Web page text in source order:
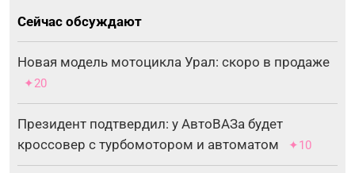
Сейчас обсуждают
Новая модель мотоцикла Урал: скоро в продаже
✦20
Президент подтвердил: у АвтоВАЗа будет
кроссовер с турбомотором и автоматом
✦10